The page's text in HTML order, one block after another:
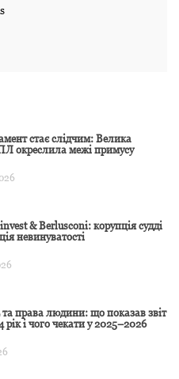
стає слідчим: Велика
окреслила межі примусу
& Berlusconi: корупція судді
невинуватості
права людини: що показав звіт
рік і чого чекати у 2025–2026